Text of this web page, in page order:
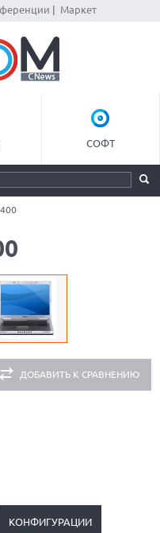
Маркет
СОФТ
ДОБАВИТЬ К СРАВНЕНИЮ
КОНФИГУРАЦИИ